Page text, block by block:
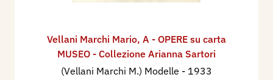
Vellani Marchi Mario, A - OPERE su carta
MUSEO - Collezione Arianna Sartori
(Vellani Marchi M.) Modelle - 1933